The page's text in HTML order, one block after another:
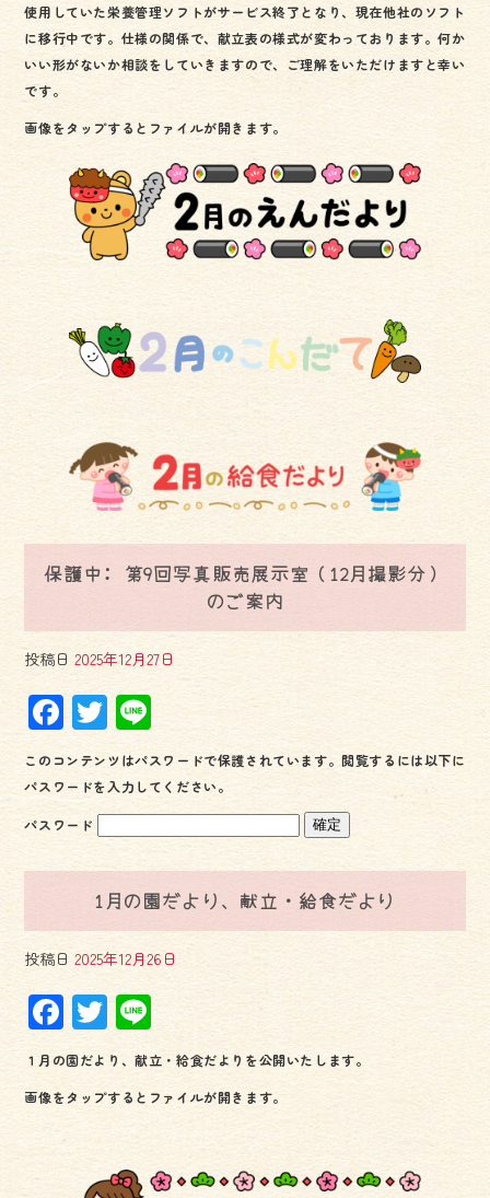
b
o
er
使用していた栄養管理ソフトがサービス終了となり、現在他社のソフト
に移行中です。仕様の関係で、献立表の様式が変わっております。何か
いい形がないか相談をしていきますので、ご理解をいただけますと幸い
です。
画像をタップするとファイルが開きます。
保護中: 第9回写真販売展示室（12月撮影分）
のご案内
投稿日 2025年12月27日
F
ac
e
b
ok
T
wi
tt
er
ne
このコンテンツはパスワードで保護されています。閲覧するには以下に
パスワードを入力してください。
パスワード
1月の園だより、献立・給食だより
投稿日 2025年12月26日
F
ac
e
b
o
ok
T
wi
tt
er
ne
１月の園だより、献立・給食だよりを公開いたします。
画像をタップするとファイルが開きます。